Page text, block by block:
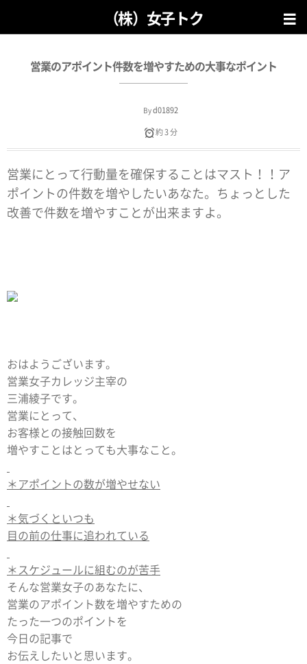
（株）女子トク
営業のアポイント件数を増やすための大事なポイント
Byd01892
約 3 分
営業にとって行動量を確保することはマスト！！ア
ポイントの件数を増やしたいあなた。ちょっとした
改善で件数を増やすことが出来ますよ。
おはようございます。
営業女子カレッジ主宰の
三浦綾子です。
営業にとって、
お客様との接触回数を
増やすことはとっても大事なこと。
＊アポイントの数が増やせない
＊気づくといつも
目の前の仕事に追われている
＊スケジュールに組むのが苦手
そんな営業女子のあなたに、
営業のアポイント数を増やすための
たった一つのポイントを
今日の記事で
お伝えしたいと思います。